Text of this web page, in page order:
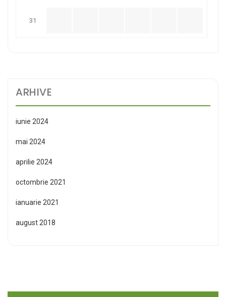
31
ARHIVE
iunie 2024
mai 2024
aprilie 2024
octombrie 2021
ianuarie 2021
august 2018